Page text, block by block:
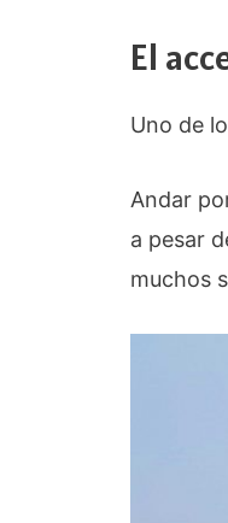
El
Uno de
Andar
a pesar
muchos